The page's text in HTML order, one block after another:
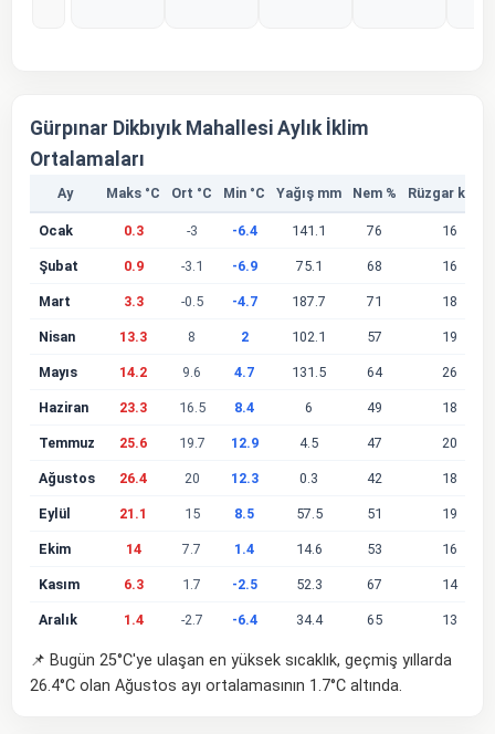
Gürpınar Dikbıyık Mahallesi Aylık İklim
Ortalamaları
Ay Maks °C Ort °C Min °C Yağış mm Nem % Rüzgar km/s
Ocak 0.3 -3 -6.4 141.1 76 16
Şubat 0.9 -3.1 -6.9 75.1 68 16
Mart 3.3 -0.5 -4.7 187.7 71 18
Nisan 13.3 8 2 102.1 57 19
Mayıs 14.2 9.6 4.7 131.5 64 26
Haziran 23.3 16.5 8.4 6 49 18
Temmuz 25.6 19.7 12.9 4.5 47 20
Ağustos 26.4 20 12.3 0.3 42 18
Eylül 21.1 15 8.5 57.5 51 19
Ekim 14 7.7 1.4 14.6 53 16
Kasım 6.3 1.7 -2.5 52.3 67 14
Aralık 1.4 -2.7 -6.4 34.4 65 13
📌 Bugün 25°C'ye ulaşan en yüksek sıcaklık, geçmiş yıllarda
26.4°C olan Ağustos ayı ortalamasının 1.7°C altında.